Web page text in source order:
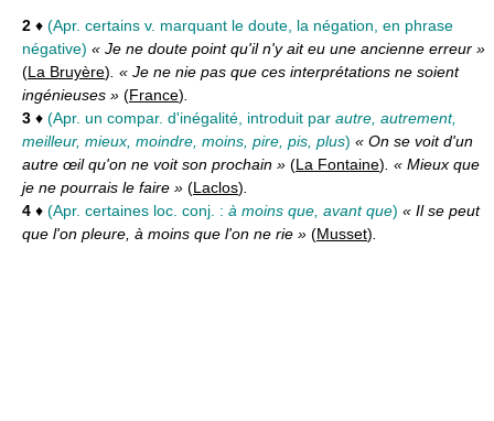
2 ♦ (Apr. certains v. marquant le doute, la négation, en phrase
négative) « Je ne doute point qu'il n'y ait eu une ancienne erreur »
(La Bruyère). « Je ne nie pas que ces interprétations ne soient
ingénieuses » (France).
3 ♦ (Apr. un compar. d'inégalité, introduit par autre, autrement,
meilleur, mieux, moindre, moins, pire, pis, plus) « On se voit d'un
autre œil qu'on ne voit son prochain » (La Fontaine). « Mieux que
je ne pourrais le faire » (Laclos).
4 ♦ (Apr. certaines loc. conj. : à moins que, avant que) « Il se peut
que l'on pleure, à moins que l'on ne rie » (Musset).